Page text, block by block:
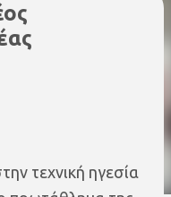
τεχνική ηγεσία